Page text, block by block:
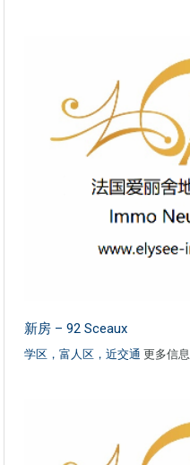
新房 – 92 Sceaux
学区，富人区，近交通 更多信息